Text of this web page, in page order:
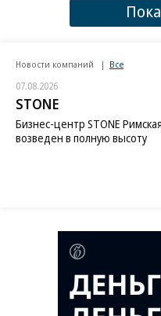
Новости компаний Все
07.08.2026
STONE
Бизнес-центр STONE Римская
возведен в полную высоту